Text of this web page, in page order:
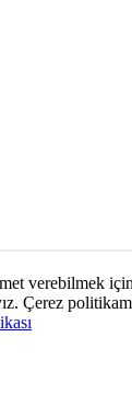
verebilmek
Çerez